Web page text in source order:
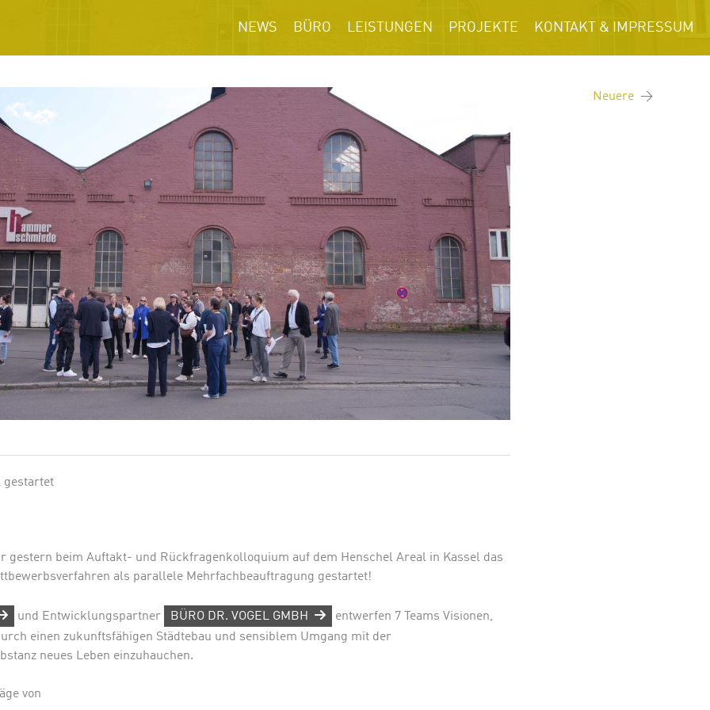
NEWS BÜRO LEISTUNGEN PROJEKTE KONTAKT & IMPRESSUM
gestartet
gestern beim Auftakt- und Rückfragenkolloquium auf dem Henschel Areal in Kassel das
als parallele Mehrfachbeauftragung gestartet!
und Entwicklungspartner BÜRO DR. VOGEL GMBH
entwerfen 7 Teams Visionen,
einen zukunftsfähigen Städtebau und sensiblem Umgang mit der
neues Leben einzuhauchen.
von
Neuere →